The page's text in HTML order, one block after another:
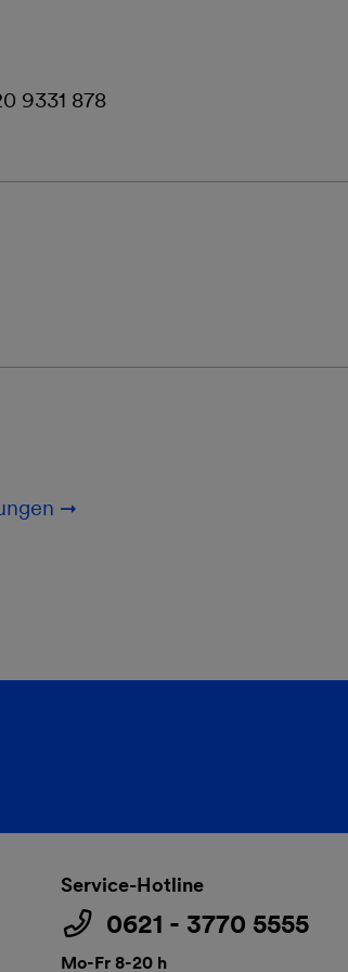
9331 878
Service-Hotline
0621 - 3770 5555
Mo-Fr 8-20 h